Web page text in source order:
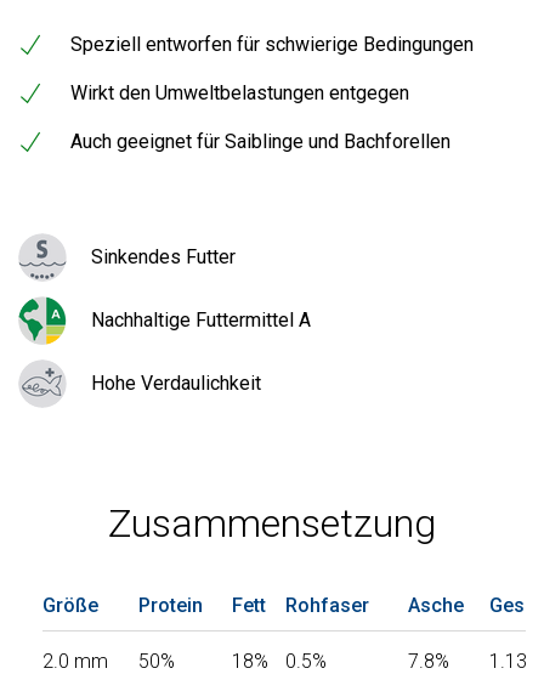
Speziell entworfen für schwierige Bedingungen
Wirkt den Umweltbelastungen entgegen
Auch geeignet für Saiblinge und Bachforellen
Sinkendes Futter
Nachhaltige Futtermittel A
Hohe Verdaulichkeit
Zusammensetzung
Größe Protein Fett Rohfaser Asche
2.0 mm 50% 18% 0.5% 7.8% 1.13%